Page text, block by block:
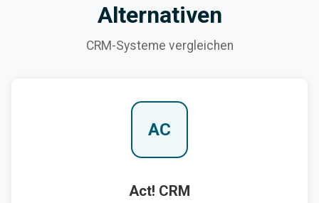
Alternativen
CRM-Systeme vergleichen
AC
Act! CRM